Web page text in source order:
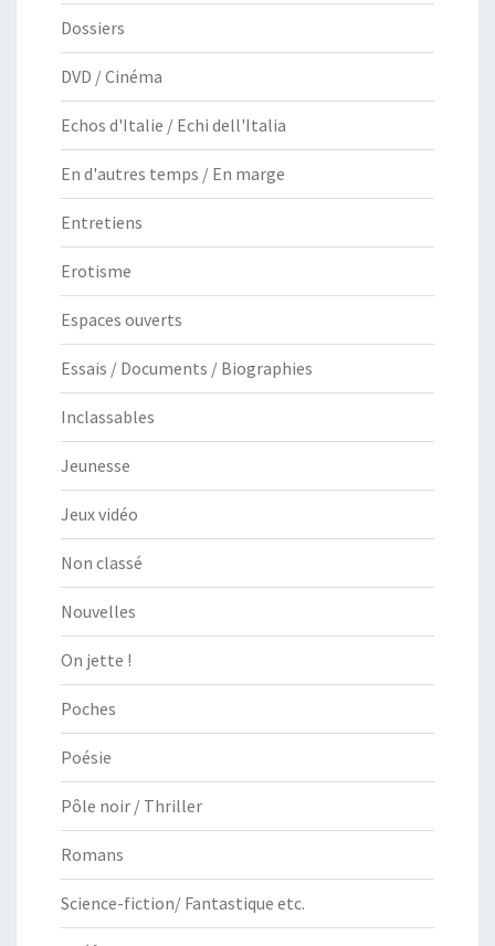
Dossiers
DVD / Cinéma
Echos d'Italie / Echi dell'Italia
En d'autres temps / En marge
Entretiens
Erotisme
Espaces ouverts
Essais / Documents / Biographies
Inclassables
Jeunesse
Jeux vidéo
Non classé
Nouvelles
On jette !
Poches
Poésie
Pôle noir / Thriller
Romans
Science-fiction/ Fantastique etc.